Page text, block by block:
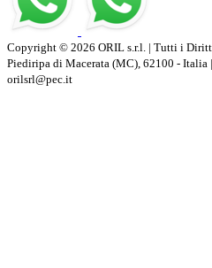
Copyright © 2026 ORIL s.r.l. | Tutti i
Piediripa di Macerata (MC), 62100 - Italia
orilsrl@pec.it